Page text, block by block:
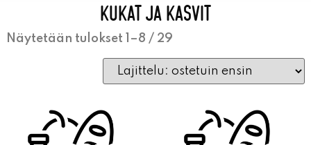
SU) ELOKUUN LOPPUUN ASTI
KUKAT JA KASVIT
Näytetään tulokset 1–8 / 29